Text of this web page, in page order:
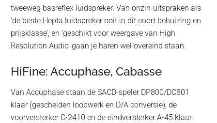
tweeweg basreflex luidspreker. Van onzin-uitspraken als
‘de beste Hepta luidspreker ooit in dit soort behuizing en
prijsklasse’, en ‘geschikt voor weergave van High
Resolution Audio’ gaan je haren wel overeind staan.
HiFine: Accuphase, Cabasse
Van Accuphase staan de SACD-speler DP800/DC801
klaar (gescheiden loopwerk en D/A conversie), de
voorversterker C-2410 en de eindversterker A-45 klaar.